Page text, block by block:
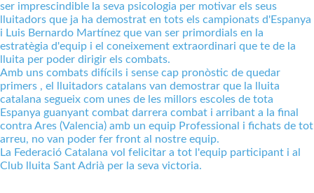
ser imprescindible la seva psicologia per motivar els seus
lluitadors que ja ha demostrat en tots els campionats d'Espanya
i Luis Bernardo Martínez que van ser primordials en la
estratègia d'equip i el coneixement extraordinari que te de la
lluita per poder dirigir els combats.
Amb uns combats difícils i sense cap pronòstic de quedar
primers , el lluitadors catalans van demostrar que la lluita
catalana segueix com unes de les millors escoles de tota
Espanya guanyant combat darrera combat i arribant a la final
contra Ares (Valencia) amb un equip Professional i fichats de tot
arreu, no van poder fer front al nostre equip.
La Federació Catalana vol felicitar a tot l'equip participant i al
Club lluita Sant Adrià per la seva victoria.